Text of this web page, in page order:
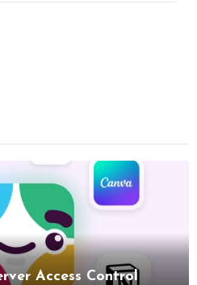
Access Control